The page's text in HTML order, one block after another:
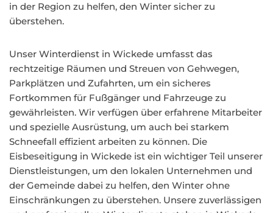
in der Region zu helfen, den Winter sicher zu
überstehen.
Unser Winterdienst in Wickede umfasst das
rechtzeitige Räumen und Streuen von Gehwegen,
Parkplätzen und Zufahrten, um ein sicheres
Fortkommen für Fußgänger und Fahrzeuge zu
gewährleisten. Wir verfügen über erfahrene Mitarbeiter
und spezielle Ausrüstung, um auch bei starkem
Schneefall effizient arbeiten zu können. Die
Eisbeseitigung in Wickede ist ein wichtiger Teil unserer
Dienstleistungen, um den lokalen Unternehmen und
der Gemeinde dabei zu helfen, den Winter ohne
Einschränkungen zu überstehen. Unsere zuverlässigen